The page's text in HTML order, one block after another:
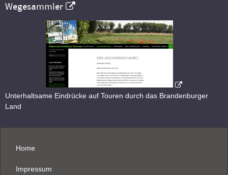
Wegesammler
Unterhaltsame Eindrücke auf Touren durch das Brandenburger
Land
Home
Impressum